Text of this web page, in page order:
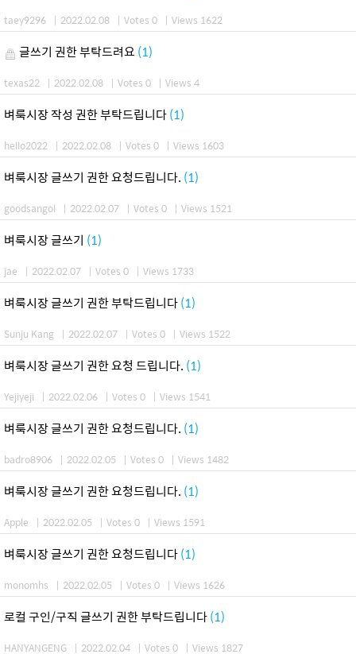
taey9296 | 2022.02.08 | Votes 0 | Views 1622
글쓰기 권한 부탁드려요 (1)
texas22 | 2022.02.08 | Votes 0 | Views 4
벼룩시장 작성 권한 부탁드립니다(1)
hello2022 | 2022.02.08 | Votes 0 | Views 1603
벼룩시장 글쓰기 권한 요청드립니다. (1)
goodsangol | 2022.02.07 | Votes 0 | Views 1521
벼룩시장 글쓰기 (1)
jae | 2022.02.07 | Votes 0 | Views 1733
벼룩시장 글쓰기 권한 부탁드립니다(1)
Sunju Kang | 2022.02.07 | Votes 0 | Views 1522
벼룩시장 글쓰기 권한 요청 드립니다. (1)
Yejiyeji | 2022.02.06 | Votes 0 | Views 1541
벼룩시장 글쓰기 권한 요청드립니다. (1)
badro8906 | 2022.02.05 | Votes 0 | Views 1482
벼룩시장 글쓰기 권한 요청드립니다. (1)
Apple | 2022.02.05 | Votes 0 | Views 1591
벼룩시장 글쓰기 권한 요청드립니다(1)
monomhs | 2022.02.05 | Votes 0 | Views 1626
로컬 구인/구직 글쓰기 권한 부탁드립니다(1)
HANYANGENG | 2022.02.04 | Votes 0 | Views 1827